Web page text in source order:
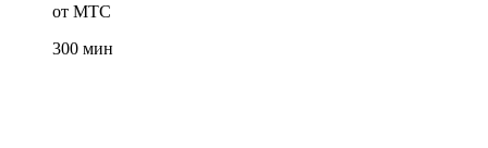
от МТС
300 мин